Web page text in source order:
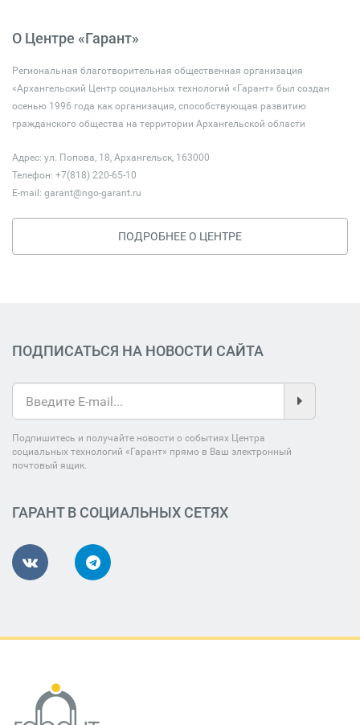
О Центре «Гарант»
Региональная благотворительная общественная организация
«Архангельский Центр социальных технологий «Гарант» был создан
осенью 1996 года как организация, способствующая развитию
гражданского общества на территории Архангельской области
Адрес: ул. Попова, 18, Архангельск, 163000
Телефон: +7(818) 220-65-10
E-mail: garant@ngo-garant.ru
ПОДРОБНЕЕ О ЦЕНТРЕ
ПОДПИСАТЬСЯ НА НОВОСТИ САЙТА
Подпишитесь и получайте новости о событиях Центра
социальных технологий «Гарант» прямо в Ваш электронный
почтовый ящик.
ГАРАНТ В СОЦИАЛЬНЫХ СЕТЯХ